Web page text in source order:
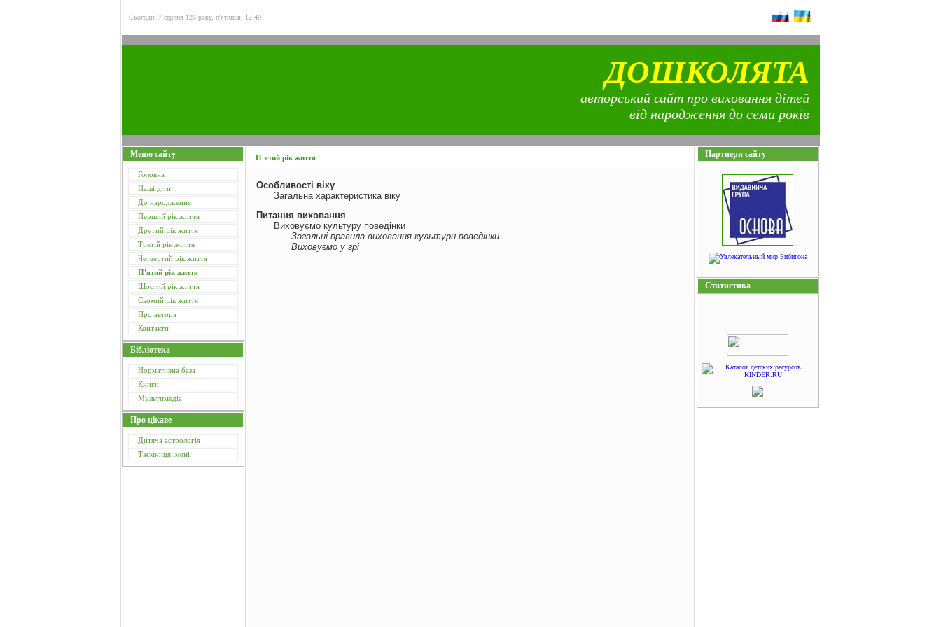
Сьогодні 7 серпня 126 року, п'ятниця, 12:40
ДОШКОЛЯТА
авторський сайт про виховання дітей
від народження до семи років
Меню сайту
Головна
Наші діти
До народження
Перший рік життя
Другий рік життя
Третій рік життя
Четвертий рік життя
П'ятий рік життя
Шостий рік життя
Сьомий рік життя
Про автора
Контакти
Бібліотека
Нормативна база
Книги
Мультимедіа
Про цікаве
Дитяча астрологія
Таємниця імені
П'ятий рік життя
Особливості віку
Загальна характеристика віку
Питання виховання
Виховуємо культуру поведінки
Загальні правила виховання культури поведінки
Виховуємо у грі
Партнери сайту
Статистика